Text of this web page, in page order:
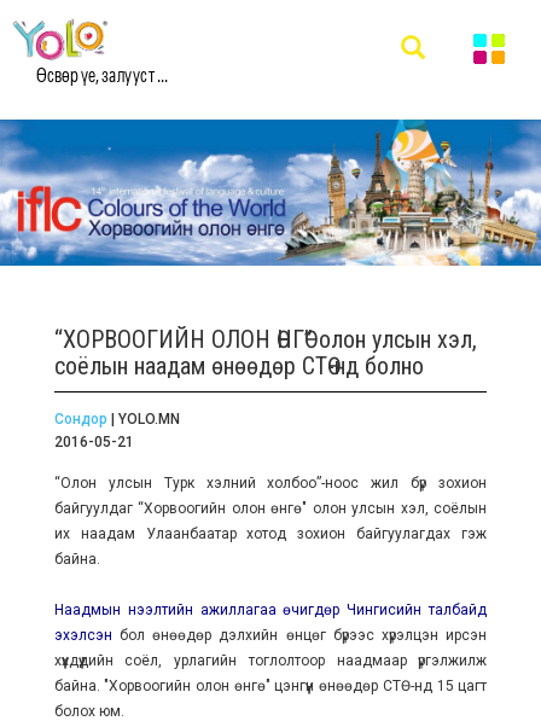
Өсвөр үе, залууст ...
“ХОРВООГИЙН ОЛОН ӨНГӨ” олон улсын хэл,
соёлын наадам өнөөдөр СТӨ-нд болно
Сондор | YOLO.MN
2016-05-21
“Олон улсын Турк хэлний холбоо”-ноос жил бүр зохион
байгуулдаг “Хорвоогийн олон өнгө" олон улсын хэл, соёлын
их наадам Улаанбаатар хотод зохион байгуулагдах гэж
байна.
Наадмын нээлтийн ажиллагаа өчигдөр Чингисийн талбайд
эхэлсэн бол өнөөдөр дэлхийн өнцөг бүрээс хүрэлцэн ирсэн
хүүхдүүдийн соёл, урлагийн тоглолтоор наадмаар үргэлжилж
байна. "Хорвоогийн олон өнгө" цэнгүүн өнөөдөр СТӨ-нд 15 цагт
болох юм.